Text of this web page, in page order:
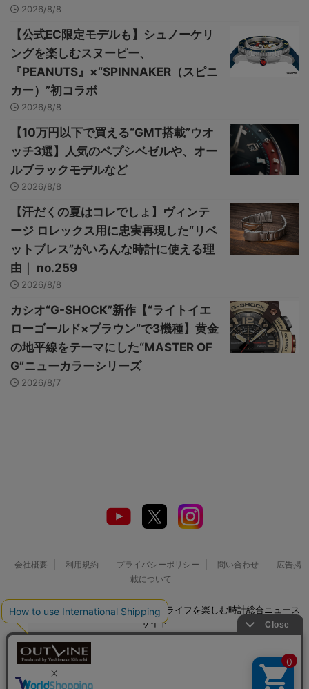
2026/8/8
【公式EC限定モデルも】シュノーケリ
ングを楽しむスヌーピー、
『PEANUTS』×“SPINNAKER（スピニ
カー）”初コラボ
2026/8/8
【10万円以下で買える“GMT搭載”ウオ
ッチ3選】人気のペプシベゼルや、オー
ルブラックモデルなど
2026/8/8
【汗だくの夏はコレでしょ】ヴィンテ
ージ ロレックス用に忠実再現した“リベ
ットブレス”がいろんな時計に使える理
由｜ no.259
2026/8/8
カシオ“G-SHOCK”新作【“ライトイエ
ローゴールド×ブラウン”で3機種】黄金
の地平線をテーマにした“MASTER OF
G”ニューカラーシリーズ
2026/8/7
会社概要 利用規約 プライバシーポリシー 問い合わせ
広告掲
載について
© 2026 Watch LIFE NEWS｜ウオッチライフを楽しむ時計総合ニュース
サイト